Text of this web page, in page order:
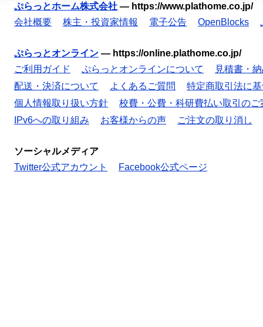
ぷらっとホーム株式会社 — https://www.plathome.co.jp/
会社概要
株主・投資家情報 電子公告 OpenBlocks
ぷらっとオンライン — https://online.plathome.co.jp/
ご利用ガイド
ぷらっとオンラインについて
見積書・
配送・決済について
よくあるご質問
特定商取引法に
個人情報取り扱い方針
校費・公費・科研費払い取引のご
IPv6への取り組み
お客様からの声 ご注文の取り消し
ソーシャルメディア
Twitter公式アカウント
Facebook公式ページ